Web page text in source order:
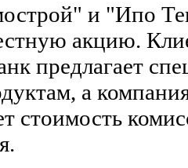
и "Ипо
акцию.
предлагает
а
стоимость